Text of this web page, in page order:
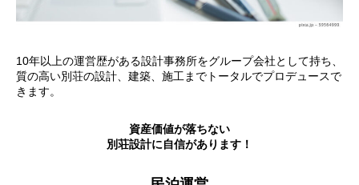
10年以上の運営歴がある設計事務所をグループ会社として持ち、
質の高い別荘の設計、建築、施工までトータルでプロデュースで
きます。
資産価値が落ちない
別荘設計に自信があります！